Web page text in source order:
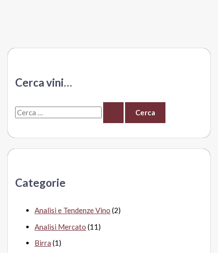
Cerca vini…
C
r
:Categorie
Analisi e Tendenze Vino (2)
Analisi Mercato (11)
Birra (1)